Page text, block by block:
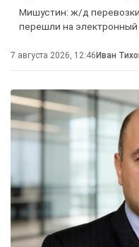
Мишустин: ж/д
перешли на электронный
7 августа 2026, 12:46 Иван